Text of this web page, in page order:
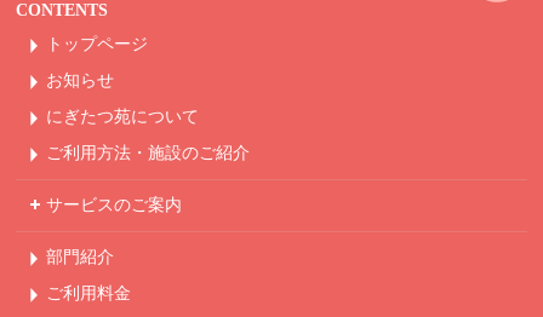
CONTENTS
トップページ
お知らせ
にぎたつ苑について
ご利用方法・ 施設のご紹介
サービスのご案内
部門紹介
ご利用料金